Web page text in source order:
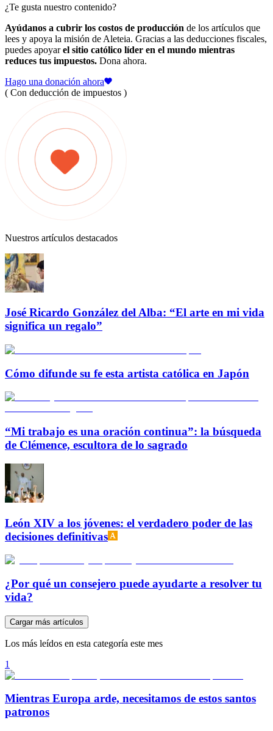
¿Te gusta nuestro contenido?
Ayúdanos a cubrir los costos de producción de los artículos que
lees y apoya la misión de Aleteia. Gracias a las deducciones fiscales,
puedes apoyarel sitio católico líder en el mundo mientras
reduces tus impuestos. Dona ahora.
Hago una donación ahora
( Con deducción de impuestos )
Nuestros artículos destacados
José Ricardo González del Alba: “El arte en mi vida
significa un regalo”
Cómo difunde su fe esta artista católica en Japón
“Mi trabajo es una oración continua”: la búsqueda
de Clémence, escultora de lo sagrado
León XIV a los jóvenes: el verdadero poder de las
decisiones definitivas
¿Por qué un consejero puede ayudarte a resolver tu
vida?
Cargar más artículos
Los más leídos en esta categoría este mes
1
Mientras Europa arde, necesitamos de estos santos
patronos